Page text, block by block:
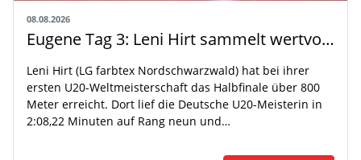
08.08.2026
Eugene Tag 3: Leni Hirt sammelt wertvolle WM-Erfahrung
Leni Hirt (LG farbtex Nordschwarzwald) hat bei ihrer
ersten U20-Weltmeisterschaft das Halbfinale über 800
Meter erreicht. Dort lief die Deutsche U20-Meisterin in
2:08,22 Minuten auf Rang neun und…